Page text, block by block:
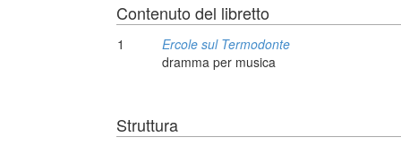
Contenuto del libretto
1
Ercole sul Termodonte
dramma per musica
Struttura